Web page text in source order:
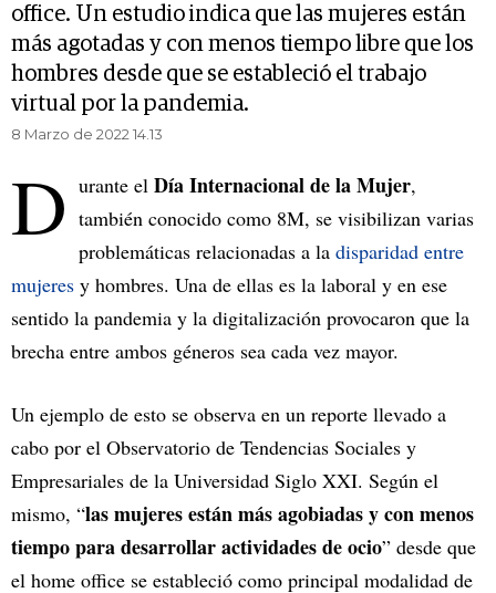
office. Un estudio indica que las mujeres están
más agotadas y con menos tiempo libre que los
hombres desde que se estableció el trabajo
virtual por la pandemia.
8 Marzo de 2022 14.13
D urante el Día Internacional de la Mujer,
también conocido como 8M, se visibilizan varias
problemáticas relacionadas a la disparidad entre
mujeres y hombres. Una de ellas es la laboral y en ese
sentido la pandemia y la digitalización provocaron que la
brecha entre ambos géneros sea cada vez mayor.
Un ejemplo de esto se observa en un reporte llevado a
cabo por el Observatorio de Tendencias Sociales y
Empresariales de la Universidad Siglo XXI. Según el
mismo, “las mujeres están más agobiadas y con menos
tiempo para desarrollar actividades de ocio” desde que
el home office se estableció como principal modalidad de